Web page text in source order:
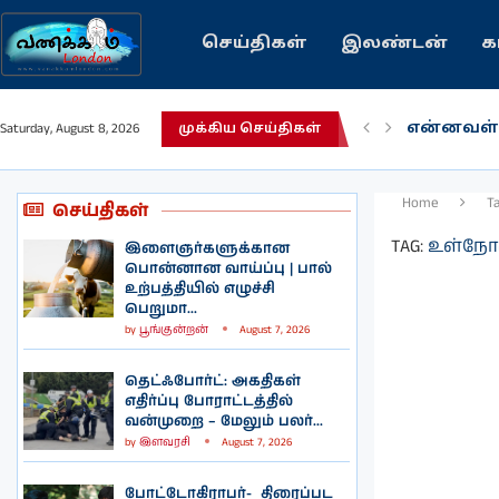
செய்திகள் இலண்டன்
Saturday, August 8, 2026 முக்கிய செய்திகள்
என்னவள்!
செய்திகள்
இளைஞர்களுக்கான
பொன்னான வாய்ப்பு | பால்
உற்பத்தியில் எழுச்சி
பெறுமா...
by பூங்குன்றன் August 7, 2026
தெட்ஃபோர்ட்: அகதிகள்
எதிர்ப்பு போராட்டத்தில்
வன்முறை – மேலும் பலர்...
by இளவரசி August 7, 2026
போட்டோகிராபர்- ‌ திரைப்பட
Home
TAG: